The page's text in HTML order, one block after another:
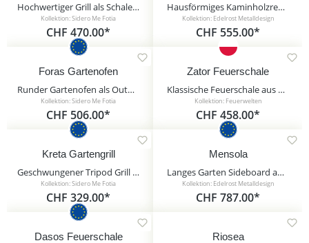
Hochwertiger Grill als Schale auf Tripod Standfuß - Stahl - Kitay Gartengrill / Edelstahl Grillrost / 60cm
Kollektion: Sidero Me Fotia
CHF 470.00*
Hausförmiges Kaminholzregal aus Rostmetall als dekorativer Gartenhelfer - Legno Casa
Kollektion: Edelrost Metalldesign
CHF 555.00*
Foras Gartenofen
Runder Gartenofen als Outdoor Feuerstelle - Stahl - modernes Design - Foras Gartenofen
Kollektion: Sidero Me Fotia
CHF 506.00*
Zator Feuerschale
Klassische Feuerschale aus Stahl für den Garten - rund - Zator Feuerschale / Schwarz
Kollektion: Feuerwelten
CHF 458.00*
Kreta Gartengrill
Geschwungener Tripod Grill mit Grillrost - pulverbeschichteter Schwenkgrill - Kreta Gartengrill / 50cm / Edelstahl / ohne Kurbel
Kollektion: Sidero Me Fotia
CHF 329.00*
Mensola
Langes Garten Sideboard aus Rostmetall - schlichtes Kaminholzregal für draußen - Mensola
Kollektion: Edelrost Metalldesign
CHF 787.00*
Dasos Feuerschale Riosea